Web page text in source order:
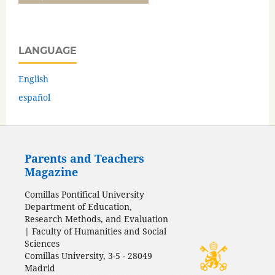
LANGUAGE
English
español
Parents and Teachers
Magazine
Comillas Pontifical University
Department of Education,
Research Methods, and Evaluation
| Faculty of Humanities and Social
Sciences
Comillas University, 3-5 - 28049
Madrid